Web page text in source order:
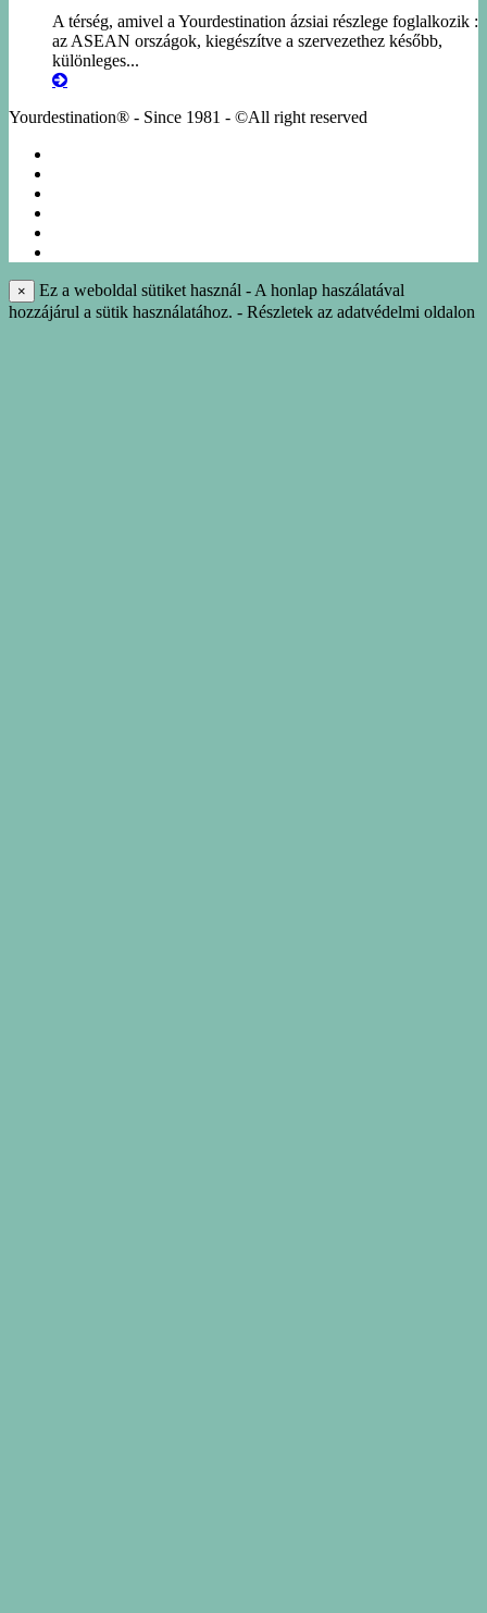
A térség, amivel a Yourdestination ázsiai részlege foglalkozik :
az ASEAN országok, kiegészítve a szervezethez később,
különleges...
Yourdestination® - Since 1981 - ©All right reserved
×
Ez a weboldal sütiket használ - A honlap haszálatával
hozzájárul a sütik használatához. - Részletek az adatvédelmi oldalon